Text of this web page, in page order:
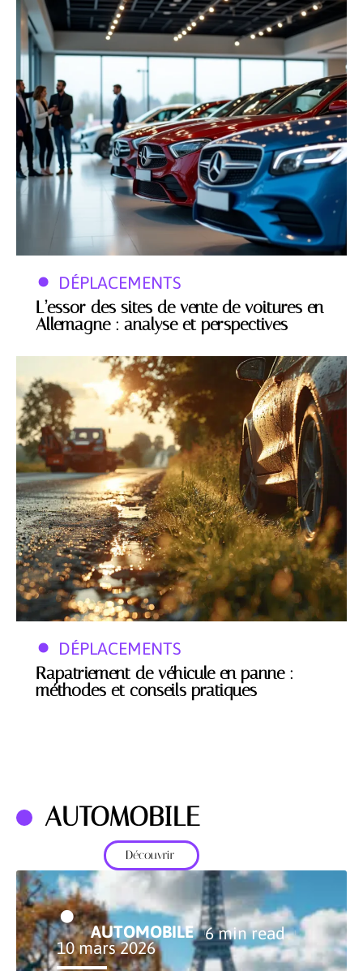
DÉPLACEMENTS
L’essor des sites de vente de voitures en
Allemagne : analyse et perspectives
DÉPLACEMENTS
Rapatriement de véhicule en panne :
méthodes et conseils pratiques
AUTOMOBILE
Découvrir
AUTOMOBILE 6 min read
10 mars 2026